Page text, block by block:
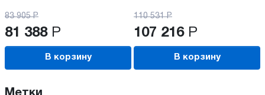
83 905 Р
81 388 Р
В корзину
110 531 Р
107 216 Р
В корзину